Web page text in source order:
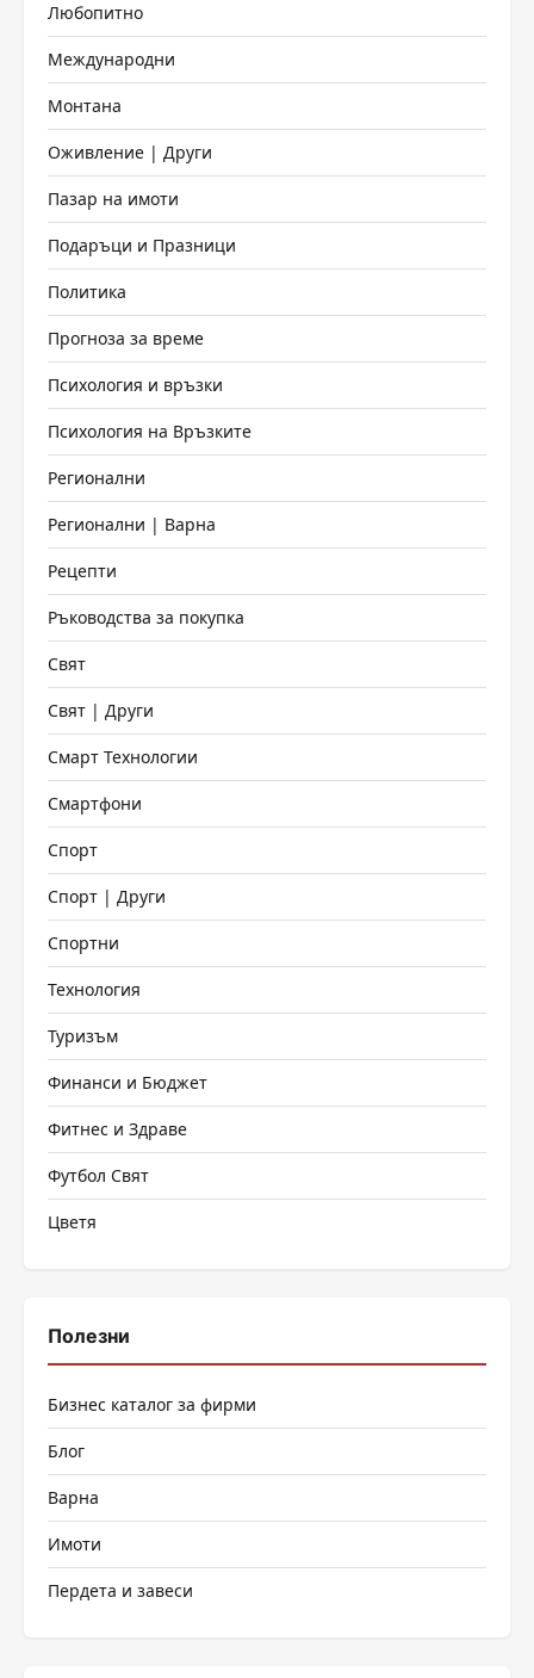
Любопитно
Международни
Монтана
Оживление | Други
Пазар на имоти
Подаръци и Празници
Политика
Прогноза за време
Психология и връзки
Психология на Връзките
Регионални
Регионални | Варна
Рецепти
Ръководства за покупка
Свят
Свят | Други
Смарт Технологии
Смартфони
Спорт
Спорт | Други
Спортни
Технология
Туризъм
Финанси и Бюджет
Фитнес и Здраве
Футбол Свят
Цветя
Полезни
Бизнес каталог за фирми
Блог
Варна
Имоти
Пердета и завеси